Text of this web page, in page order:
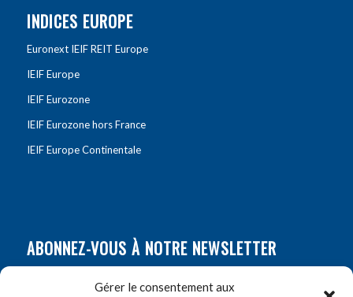
Gérer le consentement aux
INDICES EUROPE
Euronext IEIF REIT Europe
IEIF Europe
IEIF Eurozone
IEIF Eurozone hors France
IEIF Europe Continentale
ABONNEZ-VOUS À NOTRE NEWSLETTER